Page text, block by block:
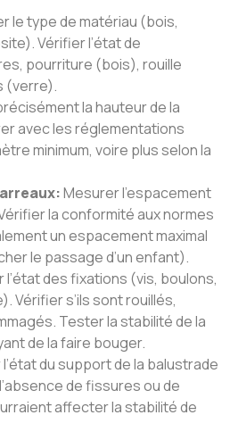
le type de matériau (bois,
Vérifier l’état de
pourriture (bois), rouille
(verre).
la hauteur de la
avec les réglementations
minimum, voire plus selon la
Mesurer l’espacement
la conformité aux normes
un espacement maximal
le passage d’un enfant).
l’état des fixations (vis, boulons,
Vérifier s’ils sont rouillés,
Tester la stabilité de la
de la faire bouger.
du support de la balustrade
de fissures ou de
affecter la stabilité de